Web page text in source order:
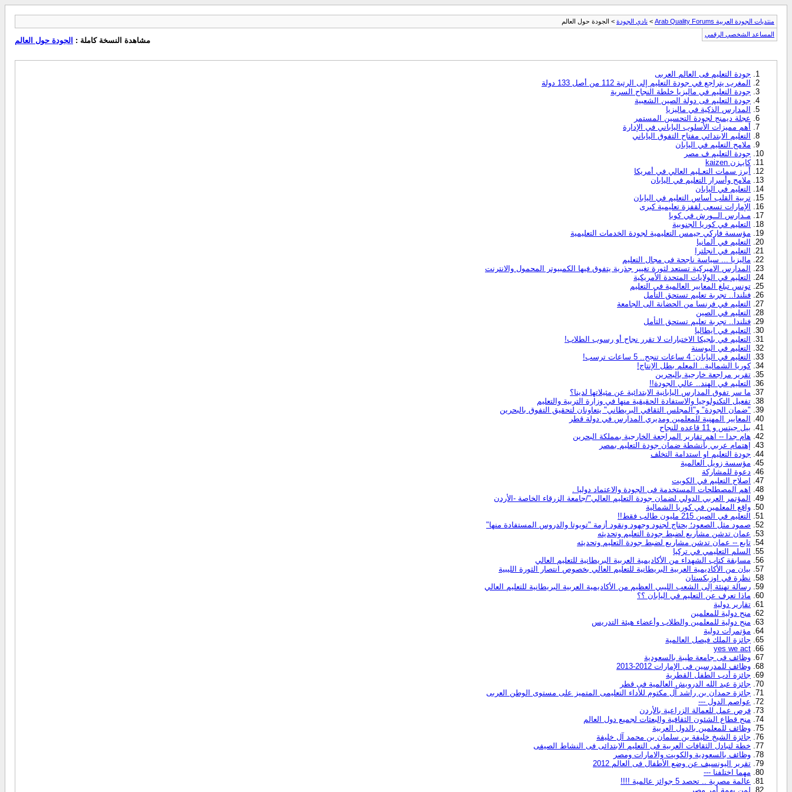
منتديات الجودة العربية Arab Quality Forums > نادي الجودة > الجودة حول العالم
المساعد الشخصي الرقمي
مشاهدة النسخة كاملة : الجودة حول العالم
جودة التعليم فى العالم العربى
المغرب يتراجع في جودة التعليم إلى الرتبة 112 من أصل 133 دولة
جودة التعليم في ماليزيا خلطة النجاح السرية
جودة التعليم فى دولة الصين الشعبية
المدارس الذكية في ماليزيا
عجلة ديمنج لجودة التحسين المستمر
أهم مميزات الأسلوب الياباني في الإدارة
التعليم الابتدائي مفتاح التفوق الياباني
ملامح التعليم في اليابان
جودة التعليم ف مصر
كايـزن kaizen
أبرز سمات التعـليم العالي في أمريكا
ملامح وأسرار التعليم في اليابان
التعليم في اليابان
تربية القلب أساس التعليم في اليابان
الإمارات تسعى لقفزة تعليمية كبرى
مـدارس الــورش في كوبا
التعليم في كوريا الجنوبية
مؤسسة فاركي جيمس التعليمية لجودة الخدمات التعليمية
التعليم في ألمانيا
التعليم في انجلترا
ماليزيا ... سياسة ناجحة فى مجال التعليم
المدارس الاميركية تستعد لثورة تغيير جذرية يتفوق فيها الكمبيوتر المحمول والانترنت
التعليم في الولايات المتحدة الأمريكية
تونس تبلغ المعايير العالمية في التعليم
فنلندا‏..‏ تجربة تعليم تستحق التأمل
التعليم في فرنسا من الحضانة الى الجامعة
التعليم في الصين
فنلندا‏..‏ تجربة تعليم تستحق التأمل
التعليم في ايطاليا
التعليم في بلجيكا الاختبارات لا تقرر نجاح أو رسوب الطلاب!
التعليم في البوسنة
التعليم في اليابان: 4 ساعات تنجح.. 5 ساعات ترسب!
كوريا الشمالية.. المعلم بطل الإنتاج!
تقرير مراجعة خارجية بالبحرين
التعليم في الهند.. عالي الجودة!!
ما سر تفوق المدارس اليابانية الابتدائية عن مثيلاتها لدينا؟
تفعيل التكنولوجيا والاستفادة الحقيقية منها في وزارة التربية والتعليم
"ضمان الجودة" و"المجلس الثقافي البريطاني" يتعاونان لتحقيق التفوق بالبحرين
المعايير المهنية للمعلمين ومديري المدارس في دولة قطر
بيل جيتس و 11 قاعده للنجاح
هام جدا -- اهم تقارير المراجعة الخارجية بمملكة البحرين
إهتمام عربي بأنشطة ضمان جودة التعليم بمصر
جودة التعليم او استدامة التخلف
مؤسسة زويل العالمية
دعوة للمشاركة
اصلاح التعليم في الكويت
اهم المصطلحات المستخدمة فى الجودة والاعتماد دوليا .
المؤتمر العربي الدولي لضمان جودة التعليم العالي"/جامعة الزرقاء الخاصة -الأردن
واقع المعلمين في كوريا الشمالية
التعليم في الصين 215 مليون طالب فقط!!
صمود مثل الصعود؛ يحتاج لجنود وجهود ونقود أزمة "تويوتا والدروس المستفادة منها"
عمان تدشن مشاريع لضبط جودة التعليم وتحديثه
تابع -- عمان تدشن مشاريع لضبط جودة التعليم وتحديثه
السلم التعليمي في تركيا
مسابقة كتاب الشهداء من الأكاديمية العربية البريطانية للتعليم العالي
بيان من الأكاديمية العربية البريطانية للتعليم العالي بخصوص انتصار الثورة الليبية
نظرة في اوزبكستان
رسالة تهنئة إلى الشعب الليبي العظيم من الأكاديمية العربية البريطانية للتعليم العالي
ماذا تعرف عن التعليم في اليابان ؟؟
تقارير دولية
منح دولية للمعلمين
منح دولية للمعلمين والطلاب وأعضاء هيئة التدريس
مؤتمرات دولية
جائزة الملك فيصل العالمية
yes we act
وظائف فى جامعة طيبة بالسعودية
وظائف للمدرسين فى الإمارات 2012-2013
جائزة أدب الطفل القطرية
جائزة عبد الله الدرويش العالمية فى قطر
جائزة حمدان بن راشد آل مكتوم للأداء التعليمى المتميز على مستوى الوطن العربى
عواصم الدول ---
فرص عمل للعمالة الزراعية بالأردن
منح قطاع الشئون الثقافية والبعثات لجميع دول العالم
وظائف للمعلمين بالدول العربية
جائزة الشيخ خليفة بن سلمان بن محمد آل خليفة
خطة لتبادل الثقافات العربية فى التعليم الابتدائى فى النشاط الصيفى
وظائف بالسعودية والكويت والامارات ومصر
تقرير اليونسيف عن وضع الأطفال فى العالم 2012
مهما اختلفنا ---
عالمة مصرية .. تحصد 5 جوائز عالمية !!!!
لمن يهمة أمر مصر